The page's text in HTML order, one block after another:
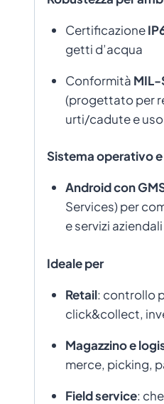
Certificazione
getti d’acqua
Conformità MIL-
(progettato per
urti/cadute e
Sistema operativo
Android con
Services) per
e servizi aziendali
Ideale per
Retail: controllo
click&collect,
Magazzino e
merce, picking,
Field service: